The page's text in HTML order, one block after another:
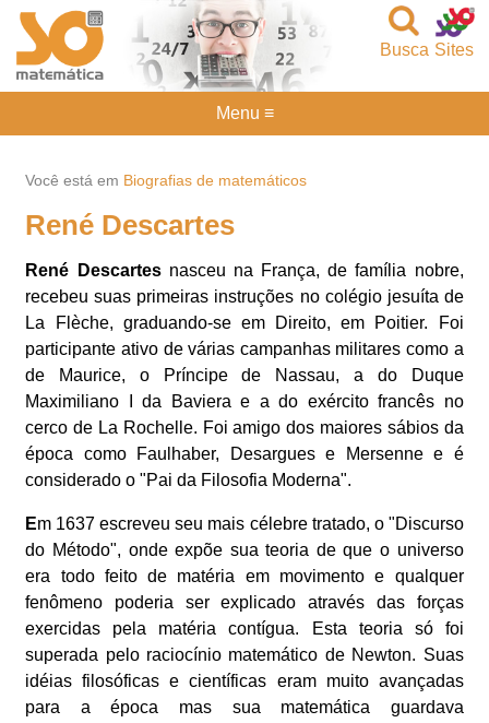
Sites
Busca
Você está em Biografias de matemáticos
René Descartes
René Descartesnasceu na França, de família nobre,
recebeu suas primeiras instruções no colégio jesuíta de
La Flèche, graduando-se em Direito, em Poitier. Foi
participante ativo de várias campanhas militares como a
de Maurice, o Príncipe de Nassau, a do Duque
Maximiliano I da Baviera e a do exército francês no
cerco de La Rochelle. Foi amigo dos maiores sábios da
época como Faulhaber, Desargues e Mersenne e é
considerado o "Pai da Filosofia Moderna".
Em 1637 escreveu seu mais célebre tratado, o "Discurso
do Método", onde expõe sua teoria de que o universo
era todo feito de matéria em movimento e qualquer
fenômeno poderia ser explicado através das forças
exercidas pela matéria contígua. Esta teoria só foi
superada pelo raciocínio matemático de Newton. Suas
idéias filosóficas e científicas eram muito avançadas
para a época mas sua matemática guardava